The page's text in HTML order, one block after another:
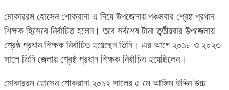
মোকাররম হোসেন শোকরানা এ নিয়ে উপজেলায় পঞ্চমবার শ্রেষ্ঠ প্রধান
শিক্ষক হিসেবে নির্বাচিত হলেন। তবে সর্বশেষ টানা তৃতীয়বার উপজেলায়
শ্রেষ্ঠ প্রধান শিক্ষক নির্বাচিত হয়েছেন তিনি। এর আগে ২০১৮ ও ২০২৩
সালে তিনি জেলায় শ্রেষ্ঠ প্রধান শিক্ষক নির্বাচিত হয়েছিলেন।
মোকাররম হোসেন শোকরানা ২০১২ সালের ৫ মে আজিম উদ্দিন উচ্চ